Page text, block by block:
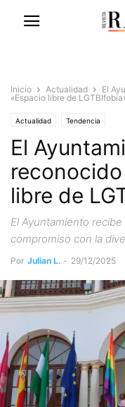
Inicio Actualidad
El
«Espacio libre de
Actualidad Tendencia
El
libre de
El Ayuntamiento
compromiso con la
Por Julian L. - 29/12/2025